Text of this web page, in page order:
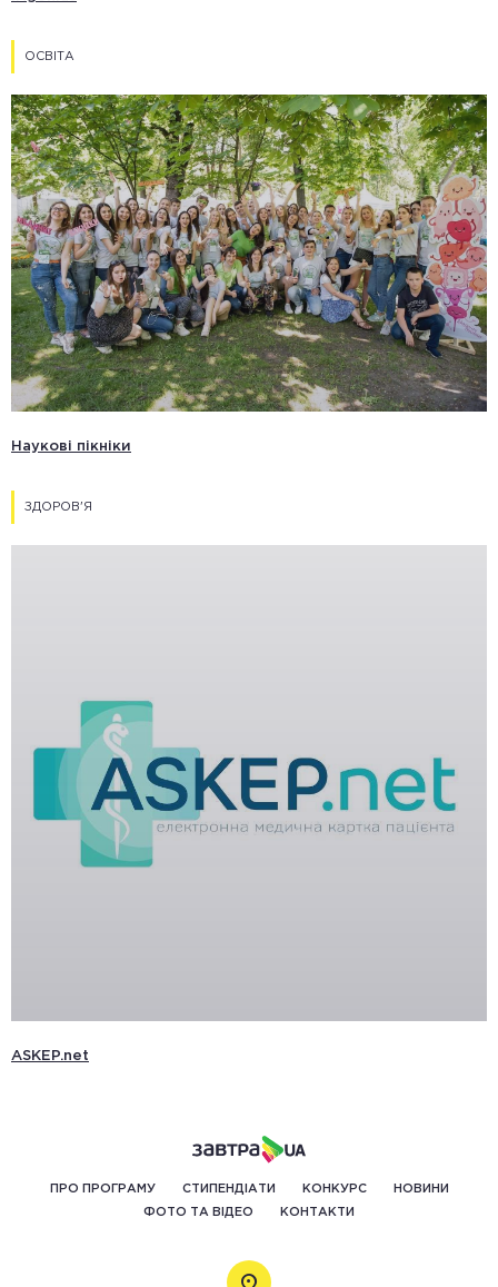
ОСВІТА
Наукові пікніки
ЗДОРОВ'Я
ASKEP.net
ПРО ПРОГРАМУ СТИПЕНДІАТИ КОНКУРС НОВИНИ
ФОТО ТА ВІДЕО КОНТАКТИ